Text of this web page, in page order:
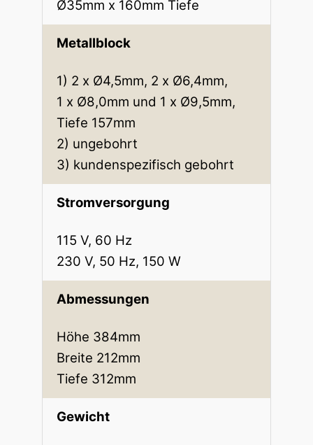
Ø35mm x 160mm Tiefe
Metallblock
1) 2 x Ø4,5mm, 2 x Ø6,4mm,
1 x Ø8,0mm und 1 x Ø9,5mm,
Tiefe 157mm
2) ungebohrt
3) kundenspezifisch gebohrt
Stromversorgung
115 V, 60 Hz
230 V, 50 Hz, 150 W
Abmessungen
Höhe 384mm
Breite 212mm
Tiefe 312mm
Gewicht